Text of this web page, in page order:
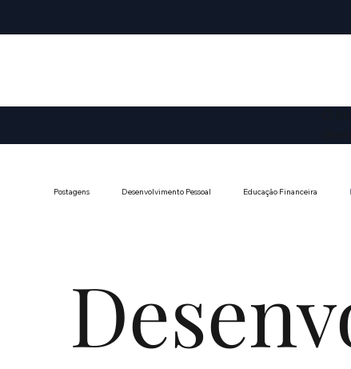
Postagens Desenvolvimento Pessoal Educação Financeira
Debates Contemporâneos Saúde Mental